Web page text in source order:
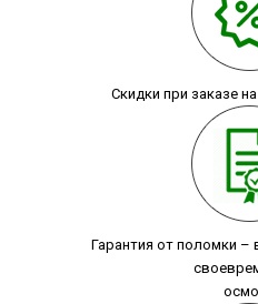
Скидки при заказе
Гарантия от поломки